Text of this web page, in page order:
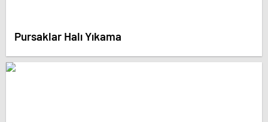
Pursaklar Halı Yıkama